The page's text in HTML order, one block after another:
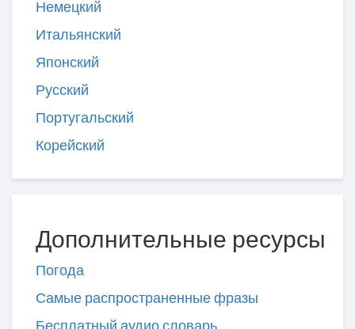
Немецкий
Итальянский
Японский
Русский
Португальский
Корейский
Дополнительные ресурсы
Погода
Самые распространенные фразы